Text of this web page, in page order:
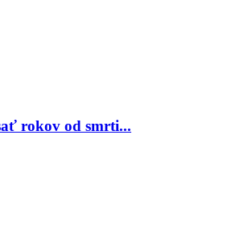
rokov od smrti...